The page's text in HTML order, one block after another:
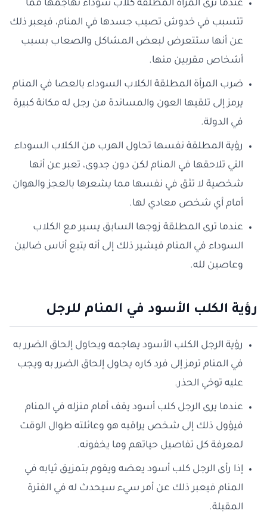
عندما ترى المرأة المطلقة كلاب سوداء تهاجمها مما
تتسبب في خدوش تصيب جسدها في المنام، فيعبر ذلك
عن أنها ستتعرض لبعض المشاكل والصعاب بسبب
أشخاص مقربين منها.
ضرب المرأة المطلقة الكلاب السوداء بالعصا في المنام
يرمز إلى تلقيها العون والمساندة من رجل له مكانة كبيرة
في الدولة.
رؤية المطلقة نفسها تحاول الهرب من الكلاب السوداء
التي تلاحقها في المنام لكن دون جدوى، تعبر عن أنها
شخصية لا تثق في نفسها مما يشعرها بالعجز والهوان
أمام أي شخص معادي لها.
عندما ترى المطلقة زوجها السابق يسير مع الكلاب
السوداء في المنام فيشير ذلك إلى أنه يتبع أناس ضالين
وعاصين لله.
رؤية الكلب الأسود في المنام للرجل
رؤية الرجل الكلب الأسود يهاجمه ويحاول إلحاق الضرر به
في المنام ترمز إلى فرد كاره يحاول إلحاق الضرر به ويجب
عليه توخي الحذر.
عندما يرى الرجل كلب أسود يقف أمام منزله في المنام
فيؤول ذلك إلى شخص يراقبه هو وعائلته طوال الوقت
لمعرفة كل تفاصيل حياتهم وما يخفونه.
إذا رأى الرجل كلب أسود يعضه ويقوم بتمزيق ثيابه في
المنام فيعبر ذلك عن أمر سيء سيحدث له في الفترة
المقبلة.